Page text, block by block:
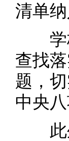
清单纳
学校
查找
题，
中央
此外